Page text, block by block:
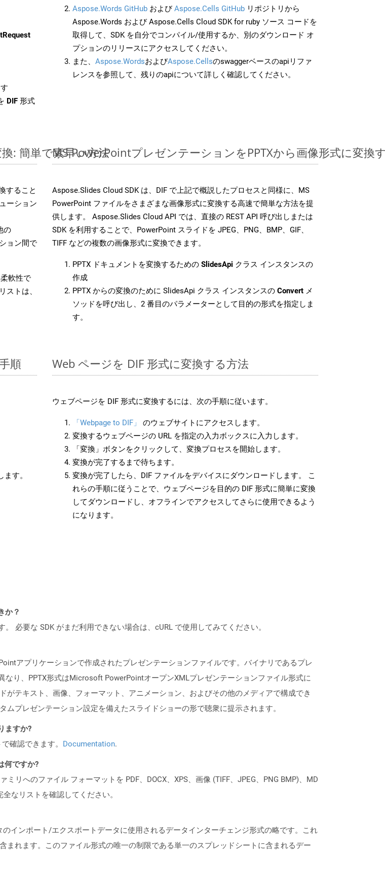
DIF 形式
Aspose.Words GitHub およびAspose.Cells GitHub リポジトリから
Aspose.Words および Aspose.Cells Cloud SDK for ruby ソース コードを
取得して、SDK を自分でコンパイル/使用するか、別のダウンロード オ
プションのリリースにアクセスしてください。
また、 Aspose.WordsおよびAspose.Cellsのswaggerベースのapiリファ
レンスを参照して、残りのapiについて詳しく確認してください。
: 簡単で素早い方法
すること
ーション
の
ョン間で
軟性で
ストは、
MS PowerPointプレゼンテーションをPPTXから画像形式に変換
Aspose.Slides Cloud SDK は、DIF で上記で概説したプロセスと同様に、MS
PowerPoint ファイルをさまざまな画像形式に変換する高速で簡単な方法を提
供します。 Aspose.Slides Cloud API では、直接の REST API 呼び出しまたは
SDK を利用することで、PowerPoint スライドを JPEG、PNG、BMP、GIF、
TIFF などの複数の画像形式に変換できます。
PPTX ドキュメントを変換するための SlidesApi クラス インスタンスの
作成
PPTX からの変換のために SlidesApi クラス インスタンスの Convert メ
ソッドを呼び出し、2 番目のパラメーターとして目的の形式を指定しま
す。
順
す。
Web ページを DIF 形式に変換する方法
ウェブページを DIF 形式に変換するには、次の手順に従います。
「Webpage to DIF」
のウェブサイトにアクセスします。
変換するウェブページの URL を指定の入力ボックスに入力します。
「変換」ボタンをクリックして、変換プロセスを開始します。
変換が完了するまで待ちます。
変換が完了したら、DIF ファイルをデバイスにダウンロードします。 こ
れらの手順に従うことで、ウェブページを目的の DIF 形式に簡単に変換
してダウンロードし、オフラインでアクセスしてさらに使用できるよう
になります。
か？
必要な SDK がまだ利用できない場合は、cURL で使用してみてください。
アプリケーションで作成されたプレゼンテーションファイルです。バイナリであるプレ
り、PPTX形式はMicrosoft PowerPointオープンXMLプレゼンテーションファイル形式に
テキスト、画像、フォーマット、アニメーション、およびその他のメディアで構成でき
プレゼンテーション設定を備えたスライドショーの形で聴衆に提示されます。
ますか?
確認できます。 Documentation.
何ですか?
リへのファイル フォーマットを PDF、DOCX、XPS、画像 (TIFF、JPEG、PNG BMP)、MD
全なリストを確認してください。
インポート/エクスポートデータに使用されるデータインターチェンジ形式の略です。これ
まれます。このファイル形式の唯一の制限である単一のスプレッドシートに含まれるデー